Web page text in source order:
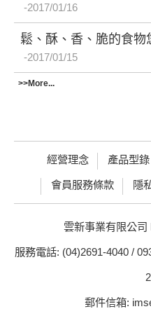
2017/01/16
鬆、酥、香、脆的食物
2017/01/15
>>More...
經營理念 產品型錄
會員服務條款 隱
雲新事業有限公司
服務電話: (04)2691-4040 /
郵件信箱: